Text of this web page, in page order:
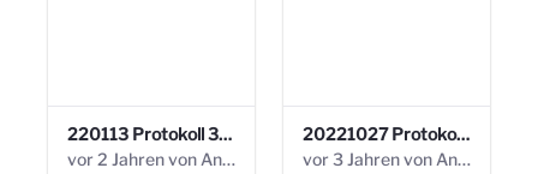
220113 Protokoll 32. Steuerungskreis.pdf
vor 2 Jahren von Anni Schlumberger
20221027 Protokoll 34. Steuerungskreis.pdf
vor 3 Jahren von Anni Schlumberger